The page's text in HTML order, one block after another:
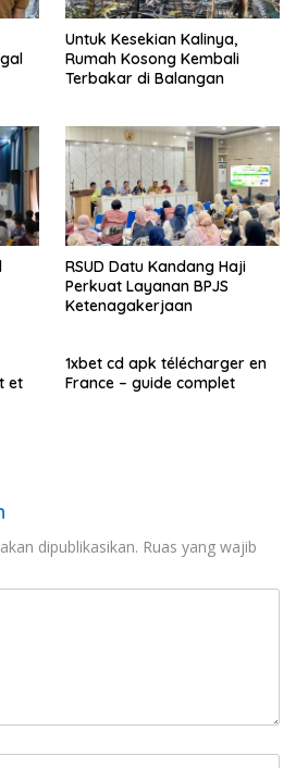
Untuk Kesekian Kalinya,
Rumah Kosong Kembali
Terbakar di Balangan
RSUD Datu Kandang Haji
Perkuat Layanan BPJS
Ketenagakerjaan
et
1xbet cd apk télécharger en
France – guide complet
dipublikasikan. Ruas yang wajib